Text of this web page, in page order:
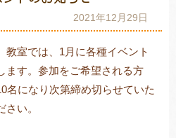
グ
2021年12月29日
教室では、1月に各種イベント
ます。参加をご希望される方
名になり次第締め切らせていた
い。